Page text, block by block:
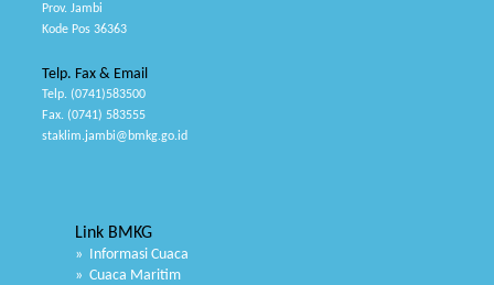
Prov. Jambi
Kode Pos 36363
Telp. Fax & Email
Telp. (0741)583500
Fax. (0741) 583555
staklim.jambi@bmkg.go.id
Link BMKG
» Informasi Cuaca
» Cuaca Maritim